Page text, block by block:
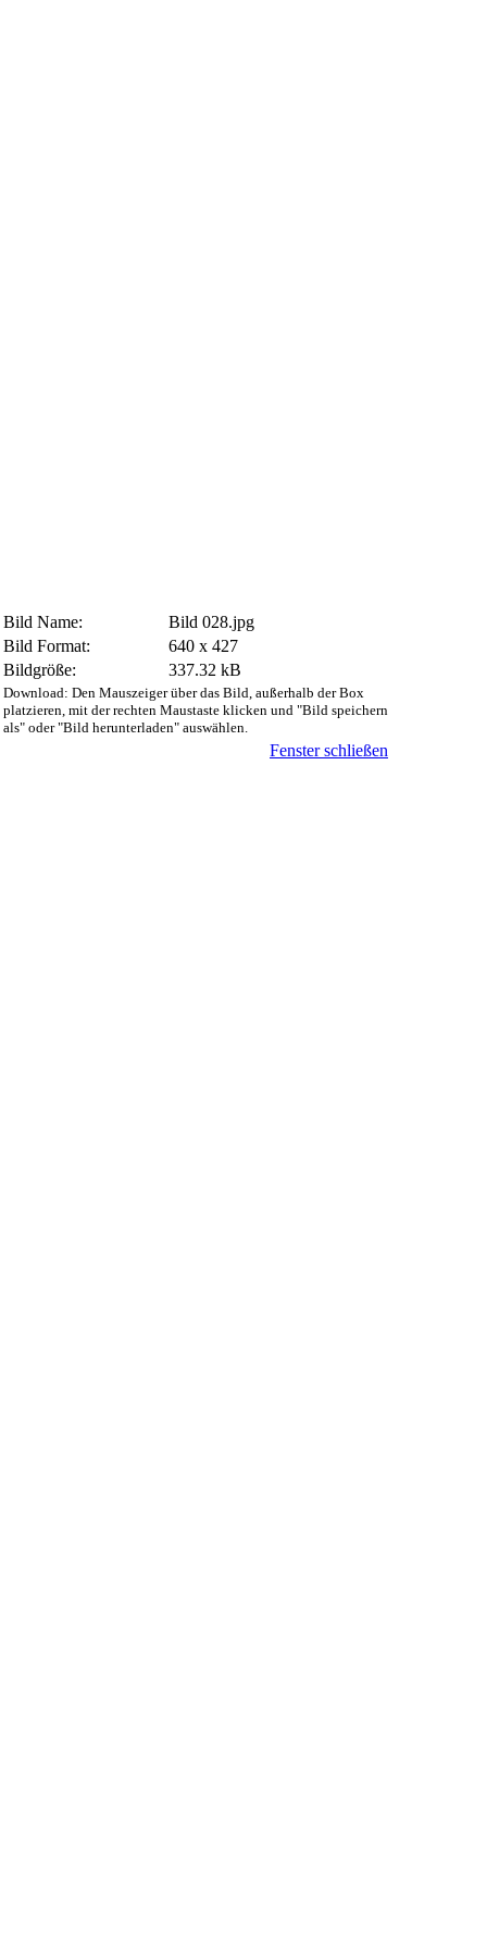
Bild Name:
Bild 028.jpg
Bild Format:
640 x 427
Bildgröße:
337.32 kB
Download: Den Mauszeiger über das Bild, außerhalb der Box
platzieren, mit der rechten Maustaste klicken und "Bild speichern
als" oder "Bild herunterladen" auswählen.
Fenster schließen